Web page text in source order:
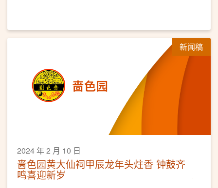
新闻稿
2024 年 2 月 10 日
啬色园黄大仙祠甲辰龙年头炷香 钟鼓齐
鸣喜迎新岁